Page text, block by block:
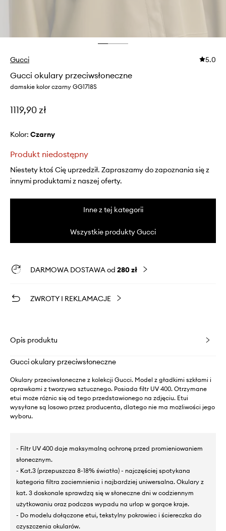
Gucci 5.0
Gucci okulary przeciwsłoneczne
damskie kolor czarny GG1718S
1119,90 zł
Kolor: czarny
Produkt niedostępny
Niestety ktoś Cię uprzedził. Zapraszamy do zapoznania się z
innymi produktami z naszej oferty.
Inne z tej kategorii
Wszystkie produkty Gucci
DARMOWA DOSTAWA od 280 zł
ZWROTY I REKLAMACJE
Opis produktu
Gucci okulary przeciwsłoneczne
Okulary przeciwsłoneczne z kolekcji Gucci. Model z gładkimi szkłami i
oprawkami z tworzywa sztucznego. Posiada filtr UV 400. Otrzymane
etui może różnic się od tego przedstawionego na zdjęciu. Etui
wysyłane są losowo przez producenta, dlatego nie ma możliwości jego
wyboru.
- Filtr UV 400 daje maksymalną ochronę przed promieniowaniem
słonecznym.
- Kat.3 (przepuszcza 8-18% światła) - najczęściej spotykana
kategoria filtra zaciemnienia i najbardziej uniwersalna. Okulary z
kat. 3 doskonale sprawdzą się w słoneczne dni w codziennym
użytkowaniu oraz podczas wypadu na urlop w gorące kraje.
- Do modelu dołączone etui, tekstylny pokrowiec i ściereczka do
czyszczenia okularów.